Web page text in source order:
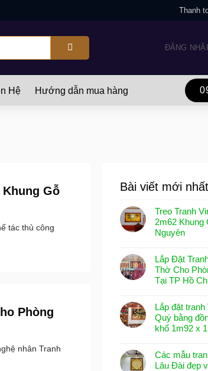
Thanh
ĐĂNG
Hệ Hướng dẫn mua hàng
Khung Gỗ
tác thủ công
Phòng
nhân Tranh
Bài viết mới nhất
Treo Tranh
2m62 Khung
Nguyên
Lắp Đặt
Thờ Cho
Tại TP Hồ
Lắp đặt
Quý bằng
khổ 1m92 x
Các mẫu
Lâu Đài đẹp